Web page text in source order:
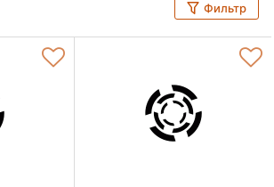
Фильтр